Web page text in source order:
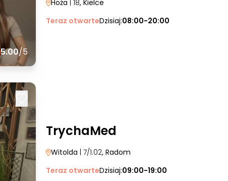
5.00/5
Hoża | 18, Kielce
Teraz otwarteDzisiaj:08:00-20:00
TrychaMed
Witolda | 7/1.02, Radom
Teraz otwarteDzisiaj:09:00-19:00